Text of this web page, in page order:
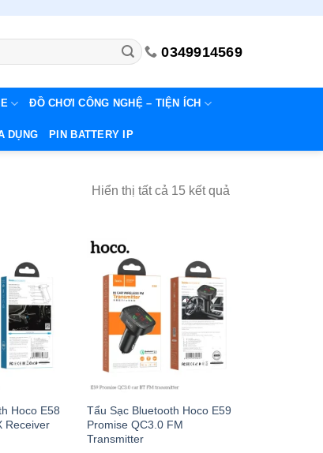
0349914569
ĐỒ CHƠI CÔNG NGHỆ – TIỆN ÍCH
DỤNG PIN BATTERY IP
Hiển thị tất cả 15 kết quả
Hoco E58
Receiver
Tẩu Sạc Bluetooth Hoco E59
Promise QC3.0 FM
Transmitter